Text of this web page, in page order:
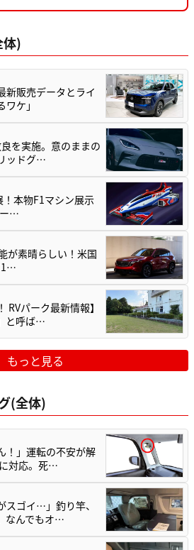
体)
新販売データとライ
ケ」
を実施。意のままの
ッドグ…
本物F1マシン展示
ー…
が素晴らしい！米国
1…
RVパーク最新情報】
と呼ば…
もっと見る
(全体)
！」運転の不安が解
対応。死…
スゴイ…」釣り竿、
なんでもオ…